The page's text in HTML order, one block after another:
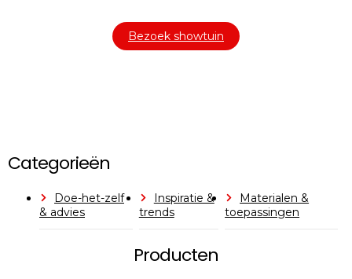
Bezoek showtuin
Categorieën
Doe-het-zelf
& advies
Inspiratie &
trends
Materialen &
toepassingen
Producten